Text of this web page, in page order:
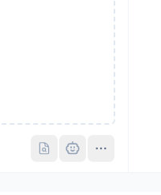
Pro